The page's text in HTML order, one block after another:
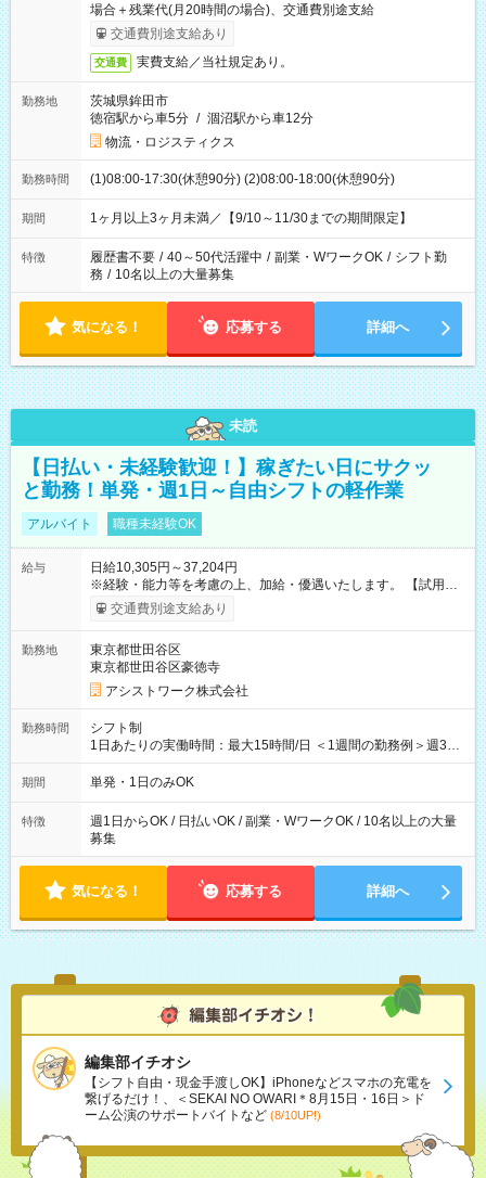
場合＋残業代(月20時間の場合)、交通費別途支給
交通費別途支給あり
交通費 実費支給／当社規定あり。
勤務地
茨城県鉾田市
徳宿駅から車5分 / 涸沼駅から車12分
物流・ロジスティクス
勤務時間 (1)08:00-17:30(休憩90分) (2)08:00-18:00(休憩90分)
期間 1ヶ月以上3ヶ月未満／【9/10～11/30までの期間限定】
特徴 履歴書不要 / 40～50代活躍中 / 副業・WワークOK / シフト勤
務 / 10名以上の大量募集
気になる！ 応募する 詳細へ
未読
【日払い・未経験歓迎！】稼ぎたい日にサクッ
と勤務！単発・週1日～自由シフトの軽作業
アルバイト 職種未経験OK
給与
日給10,305円～37,204円
※経験・能力等を考慮の上、加給・優遇いたします。 【試用期
間】試用期間なし
交通費別途支給あり
勤務地
東京都世田谷区
東京都世田谷区豪徳寺
アシストワーク株式会社
勤務時間
シフト制
1日あたりの実働時間：最大15時間/日 ＜1週間の勤務例＞週3回
勤務 勤務：月・水・金 休み：火・木・土・日 好きな時にお仕事
可能です！ ※1日あたりの最大実働時間は日勤、夜勤共に勤務し
期間 単発・1日のみOK
特徴
週1日からOK / 日払いOK / 副業・WワークOK / 10名以上の大量
募集
気になる！ 応募する 詳細へ
編集部イチオシ
【シフト自由・現金手渡しOK】iPhoneなどスマホの充電を
繋げるだけ！、＜SEKAI NO OWARI＊8月15日・16日＞ド
ーム公演のサポートバイトなど (8/10UP!)